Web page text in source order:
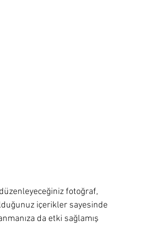
fotoğraf,
içerikler sayesinde
da etki sağlamış